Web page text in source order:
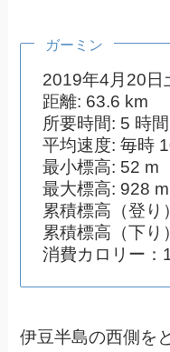
ガーミン
2019年4月20日
距離: 63.6 km
所要時間: 5 時
平均速度: 毎時
最小標高: 52 m
最大標高: 928 m
累積標高（登り
累積標高（下り
消費カロリー：
伊豆半島の西側を